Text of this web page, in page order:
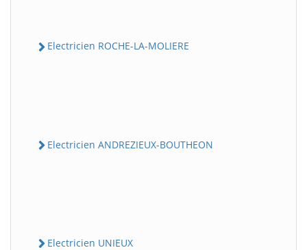
Electricien ROCHE-LA-MOLIERE
Electricien ANDREZIEUX-BOUTHEON
Electricien UNIEUX